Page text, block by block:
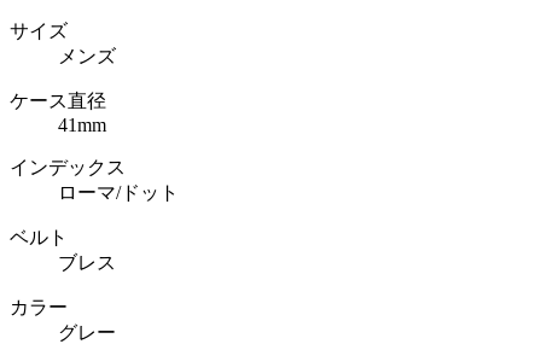
サイズ
メンズ
ケース直径
41mm
インデックス
ローマ/ドット
ベルト
ブレス
カラー
グレー